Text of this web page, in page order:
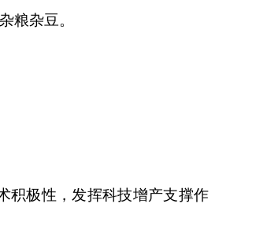
粮杂豆。
极性，发挥科技增产支撑作